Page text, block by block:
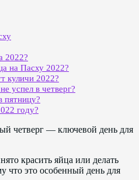
2022?
на Пасху 2022?
куличи 2022?
успел в четверг?
пятницу?
году?
четверг — ключевой день для
красить яйца или делать
что это особенный день для